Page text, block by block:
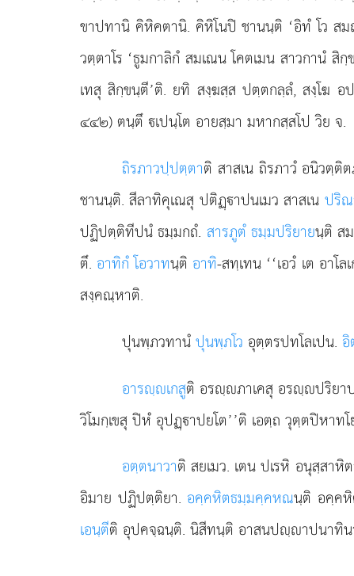
ขาปทานิ คิหิคตานิ. คิหิโนปิ ชานนฺติ ‘อิทํ โว
วตฺตาโร ‘ธูมกาลิกํ สมเณน โคตเมน สาวกานํ
เทสุสิกฺขนฺตี’ติ. ยทิ สงฺฆสฺส ปตฺตกลฺลํ, สงฺโฆ
๔๔๒) ตนฺตึ เปนฺโต อายสฺมา มหากสฺสโป วิย จ.
ถิรภาวปฺปตฺตาติ สาสเน ถิรภาวํ อนิวตฺติ
ชานนฺติ. สีลาทิคุเณสุ ปติฏฺาปนเมว สาสเน ปริ
ปฏิปตฺติทีปนํ ธมฺมกถํ. สารภูตํ ธมฺมปริยายนฺติ ส
ตึ. อาทิกํ โอวาทนฺติ อาทิ-สทฺเทน ‘‘เอวํ เต อาโ
สงฺคณฺหาติ.
ปุนพฺภวทานํปุนพฺภโว อุตฺตรปทโลเปน.อิ
อารฺเกสูติ อรฺภาเคสุ อรฺปริยา
วิโมกฺเขสุ ปิหํ อุปฏฺาปยโต’’ติ เอตฺถ วุตฺตปิหา
อตฺตนาวาติ สยเมว. เตน ปเรหิ อนุสฺสา
อิมาย ปฏิปตฺติยา. อคฺคหิตธมฺมคฺคหณนฺติ อคฺค
เอนฺตีติ อุปคจฺฉนฺติ. นิสีทนฺติ อาสนปฺาปนาทิน